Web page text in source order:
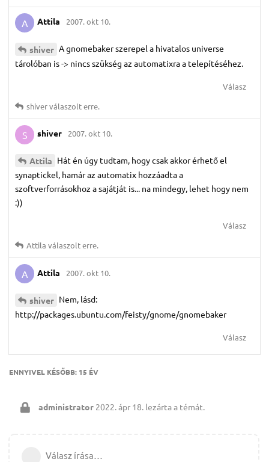
A Attila 2007. okt 10.
shiver A gnomebaker szerepel a hivatalos universe
tárolóban is -> nincs szükség az automatixra a telepítéséhez.
Válasz
shiverválaszolt erre.
S shiver 2007. okt 10.
Attila Hát én úgy tudtam, hogy csak akkor érhető el
synaptickel, hamár az automatix hozzáadta a
szoftverforrásokhoz a sajátját is... na mindegy, lehet hogy nem
:))
Válasz
Attila válaszolt erre.
A Attila 2007. okt 10.
shiver Nem, lásd:
http://packages.ubuntu.com/feisty/gnome/gnomebaker
Válasz
ENNYIVEL KÉSŐBB: 15 ÉV
administrator 2022. ápr 18. lezárta a témát.
Válasz írása…